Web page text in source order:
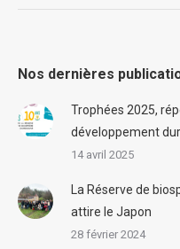
Nos dernières
Trophées 2025,
développement
14 avril 2025
La Réserve de
attire le Japon
28 février 2024